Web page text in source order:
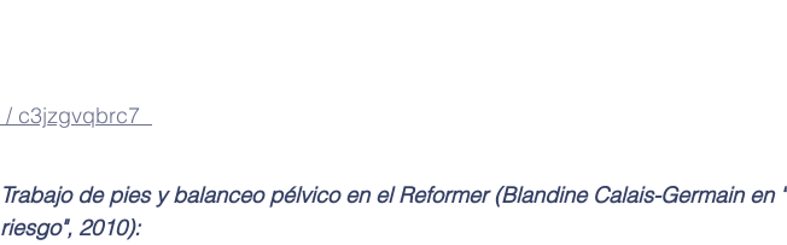
/ c3jzgvqbrc7
Trabajo de pies y balanceo pélvico en el Reformer (Blandine Calais-Germain en
riesgo", 2010):